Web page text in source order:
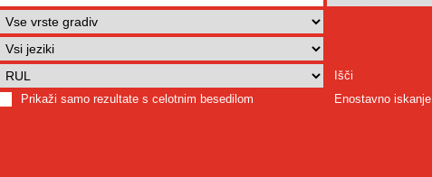
Išči
Prikaži samo rezultate s celotnim besedilom
Enostavno iskanje